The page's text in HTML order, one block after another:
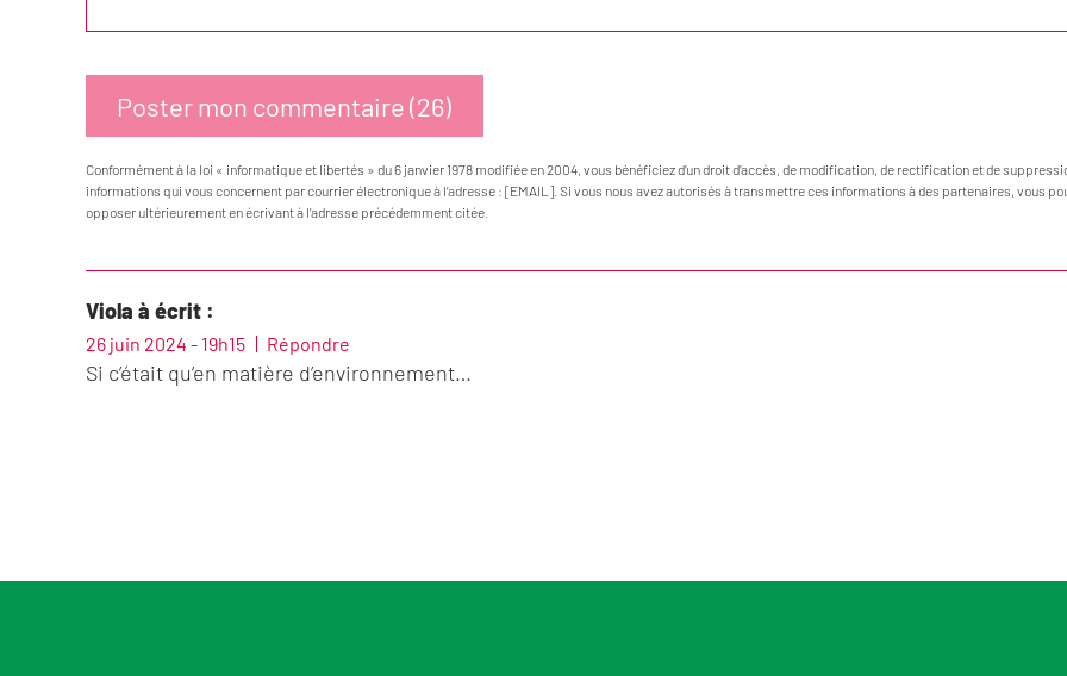
Conformément à la loi « informatique et libertés » du 6 janvier 1978 modifiée en 2004, vous bénéficiez d’un droit d’accès, de modification, de rectification et de
informations qui vous concernent par courrier électronique à l’adresse : [EMAIL]. Si vous nous avez autorisés à transmettre ces informations à des partenaires, vous
opposer ultérieurement en écrivant à l’adresse précédemment citée.
Viola à écrit :
26 juin 2024 - 19h15 Répondre
Si c’était qu’en matière d’environnement…